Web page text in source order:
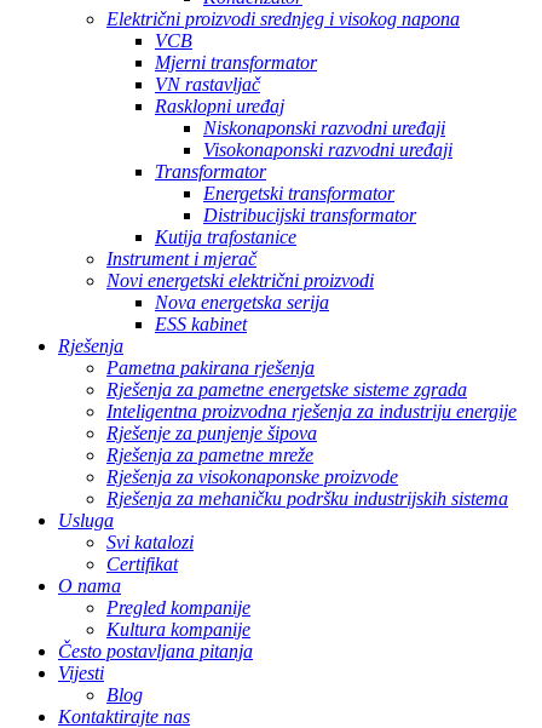
Električni proizvodi srednjeg i visokog napona
VCB
Mjerni transformator
VN rastavljač
Rasklopni uređaj
Niskonaponski razvodni uređaji
Visokonaponski razvodni uređaji
Transformator
Energetski transformator
Distribucijski transformator
Kutija trafostanice
Instrument i mjerač
Novi energetski električni proizvodi
Nova energetska serija
ESS kabinet
Rješenja
Pametna pakirana rješenja
Rješenja za pametne energetske sisteme zgrada
Inteligentna proizvodna rješenja za industriju energije
Rješenje za punjenje šipova
Rješenja za pametne mreže
Rješenja za visokonaponske proizvode
Rješenja za mehaničku podršku industrijskih sistema
Usluga
Svi katalozi
Certifikat
O nama
Pregled kompanije
Kultura kompanije
Često postavljana pitanja
Vijesti
Blog
Kontaktirajte nas